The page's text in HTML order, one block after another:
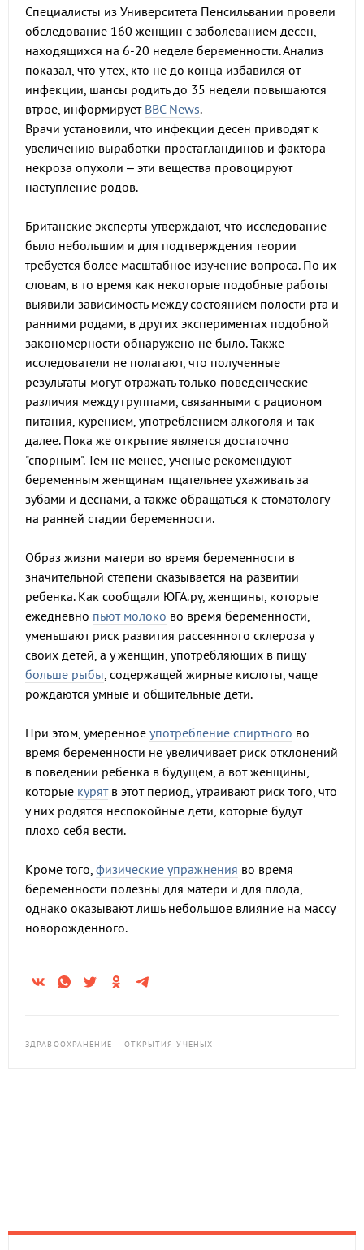
Специалисты из Университета Пенсильвании провели
обследование 160 женщин с заболеванием десен,
находящихся на 6-20 неделе беременности. Анализ
показал, что у тех, кто не до конца избавился от
инфекции, шансы родить до 35 недели повышаются
втрое, информирует BBC News.
Врачи установили, что инфекции десен приводят к
увеличению выработки простагландинов и фактора
некроза опухоли – эти вещества провоцируют
наступление родов.
Британские эксперты утверждают, что исследование
было небольшим и для подтверждения теории
требуется более масштабное изучение вопроса. По их
словам, в то время как некоторые подобные работы
выявили зависимость между состоянием полости рта и
ранними родами, в других экспериментах подобной
закономерности обнаружено не было. Также
исследователи не полагают, что полученные
результаты могут отражать только поведенческие
различия между группами, связанными с рационом
питания, курением, употреблением алкоголя и так
далее. Пока же открытие является достаточно
"спорным". Тем не менее, ученые рекомендуют
беременным женщинам тщательнее ухаживать за
зубами и деснами, а также обращаться к стоматологу
на ранней стадии беременности.
Образ жизни матери во время беременности в
значительной степени сказывается на развитии
ребенка. Как сообщали ЮГА.ру, женщины, которые
ежедневно пьют молоко во время беременности,
уменьшают риск развития рассеянного склероза у
своих детей, а у женщин, употребляющих в пищу
больше рыбы, содержащей жирные кислоты, чаще
рождаются умные и общительные дети.
При этом, умеренное употребление спиртного во
время беременности не увеличивает риск отклонений
в поведении ребенка в будущем, а вот женщины,
которые курятв этот период, утраивают риск того, что
у них родятся неспокойные дети, которые будут
плохо себя вести.
Кроме того, физические упражнения во время
беременности полезны для матери и для плода,
однако оказывают лишь небольшое влияние на массу
новорожденного.
ЗДРАВООХРАНЕНИЕ ОТКРЫТИЯ УЧЕНЫХ